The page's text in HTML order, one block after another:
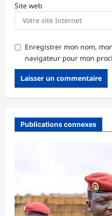
Site web
Enregistrer mon nom,
navigateur pour mon
Publications connexes